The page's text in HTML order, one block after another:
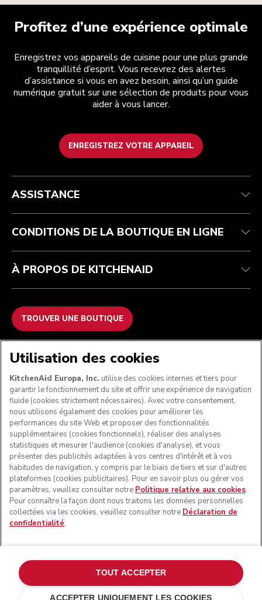
Profitez d’une expérience optimale
Enregistrez vos appareils de cuisine pour une plus grande
tranquillité d’esprit. Vous recevrez des alertes
d’assistance si vous en avez besoin, ainsi qu’un guide
numérique gratuit sur une sélection de produits pour vous
aider à vous lancer.
ENREGISTREZ VOTRE APPAREIL
Health Check
Suivez votre commande
Garantie et documents
Recupel
Conditions générales de vente
Retours et remboursements
Imprint
ODR
La marque
Trouver une boutique
ASSISTANCE
CONDITIONS DE LA BOUTIQUE EN LIGNE
À PROPOS DE KITCHENAID
TROUVER UNE BOUTIQUE
NOUS ACCEPTONS
SUIVEZ-NOUS
forme du robot pâtissier multifonction sont des marques
commerciales aux États-Unis et ailleurs.
Gérer mes cookies Politique de confidentialité
Utilisation des cookies
KitchenAid Europa, Inc. utilise des cookies internes et tiers pour
garantir le fonctionnement du site et offrir une expérience de navigation
fluide (cookies strictement nécessaires). Avec votre consentement,
nous utilisons également des cookies pour améliorer les
performances du site Web et proposer des fonctionnalités
supplémentaires (cookies fonctionnels), réaliser des analyses
statistiques et mesurer l'audience (cookies d'analyse), et vous
présenter des publicités adaptées à vos centres d'intérêt et à vos
habitudes de navigation, y compris par le biais de tiers et sur d'autres
plateformes (cookies publicitaires). Pour en savoir plus ou gérer vos
paramètres, veuillez consulter notre Politique relative aux cookies.
Pour connaître la façon dont nous traitons les données personnelles
collectées via les cookies, veuillez consulter notre Déclaration de
confidentialité.
ACCEPTER UNIQUEMENT LES COOKIES
TOUT ACCEPTER